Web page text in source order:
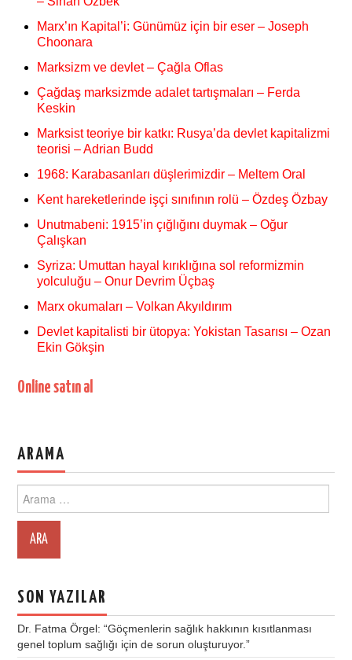
Marx’ın Kapital’i: Günümüz için bir eser – Joseph
Choonara
Marksizm ve devlet – Çağla Oflas
Çağdaş marksizmde adalet tartışmaları – Ferda
Keskin
Marksist teoriye bir katkı: Rusya’da devlet kapitalizmi
teorisi – Adrian Budd
1968: Karabasanları düşlerimizdir – Meltem Oral
Kent hareketlerinde işçi sınıfının rolü – Özdeş Özbay
Unutmabeni: 1915’in çığlığını duymak – Oğur
Çalışkan
Syriza: Umuttan hayal kırıklığına sol reformizmin
yolculuğu – Onur Devrim Üçbaş
Marx okumaları – Volkan Akyıldırım
Devlet kapitalisti bir ütopya: Yokistan Tasarısı – Ozan
Ekin Gökşin
Online satın al
ARAMA
for:
SON YAZILAR
Dr. Fatma Örgel: “Göçmenlerin sağlık hakkının kısıtlanması
genel toplum sağlığı için de sorun oluşturuyor.”